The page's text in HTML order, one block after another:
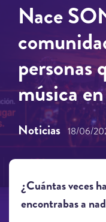
Noticias 18/06/
Nace
personas
música
¿Cuántas veces
encontrabas a